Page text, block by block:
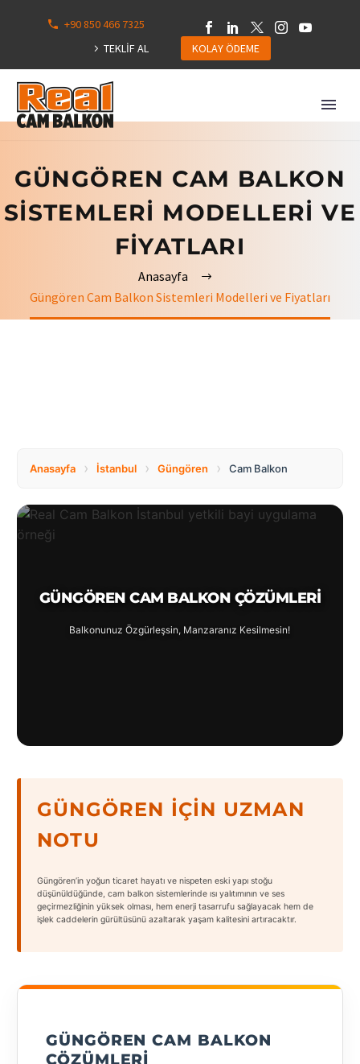
+90 850 466 7325
TEKLİF AL
KOLAY ÖDEME
GÜNGÖREN CAM BALKON
SISTEMLERI MODELLERI VE
FIYATLARI
Anasayfa
Güngören Cam Balkon Sistemleri Modelleri ve Fiyatları
Anasayfa › İstanbul › Güngören › Cam Balkon
GÜNGÖREN CAM BALKON ÇÖZÜMLERI
Balkonunuz Özgürleşsin, Manzaranız Kesilmesin!
GÜNGÖREN İÇIN UZMAN
NOTU
Güngören’in yoğun ticaret hayatı ve nispeten eski yapı stoğu
düşünüldüğünde, cam balkon sistemlerinde ısı yalıtımının ve ses
geçirmezliğinin yüksek olması, hem enerji tasarrufu sağlayacak hem de
işlek caddelerin gürültüsünü azaltarak yaşam kalitesini artıracaktır.
GÜNGÖREN CAM BALKON
ÇÖZÜMLERI